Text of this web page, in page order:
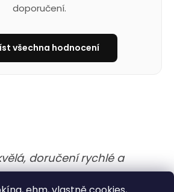
doporučení.
všechna hodnocení
doručení rychlé a
krásné, ale i kvalitně